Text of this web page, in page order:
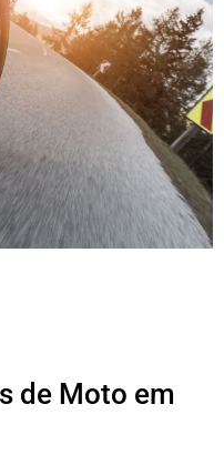
de Moto em